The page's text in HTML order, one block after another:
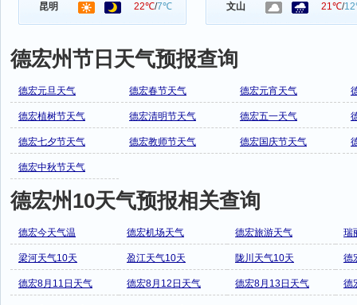
昆明 22℃/7℃ 文山 21℃/
德宏州节日天气预报查询
德宏元旦天气 德宏春节天气 德宏元宵天气
德宏植树节天气 德宏清明节天气 德宏五一天气
德宏七夕节天气 德宏教师节天气 德宏国庆节天气
德宏中秋节天气
德宏州10天气预报相关查询
德宏今天气温 德宏机场天气 德宏旅游天气 瑞
梁河天气10天 盈江天气10天 陇川天气10天 德
德宏8月11日天气 德宏8月12日天气 德宏8月13日天气 德